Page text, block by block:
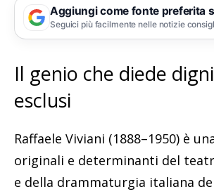
Aggiungi come fonte preferita
Seguici più facilmente nelle notizie
Il genio che diede
esclusi
Raffaele Viviani (1888–1950) è
originali e determinanti del
e della drammaturgia italiana